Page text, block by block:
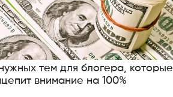
тем для блогера, которые
внимание на 100%